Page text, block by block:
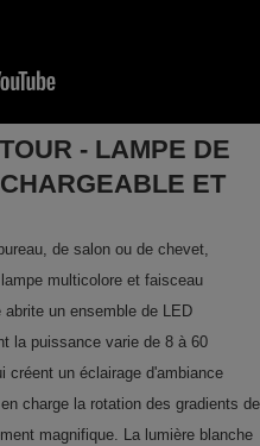
- LAMPE DE
ET
de salon ou de chevet,
multicolore et faisceau
un ensemble de LED
la puissance varie de 8 à 60
créent un éclairage d'ambiance
charge la rotation des gradients de
magnifique. La lumière blanche